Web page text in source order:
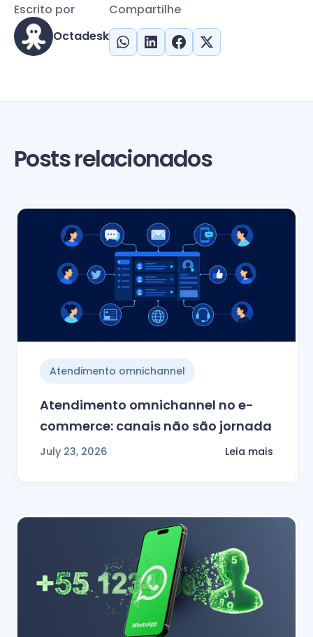
Compartilhe
Escrito por
Octadesk
Posts relacionados
Atendimento omnichannel
Atendimento omnichannel no e-
commerce: canais não são jornada
July 23, 2026 Leia mais